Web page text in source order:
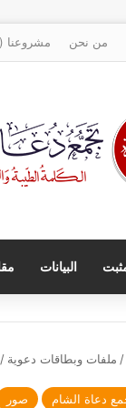
من نحن مشروعنا
البيانات
/ ملفات وبطاقات دعوية /
دعاة الشام صور